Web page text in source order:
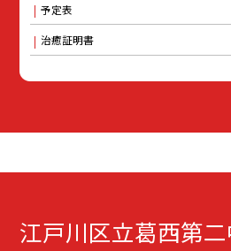
予定表
治癒証明書
江戸川区立葛西第